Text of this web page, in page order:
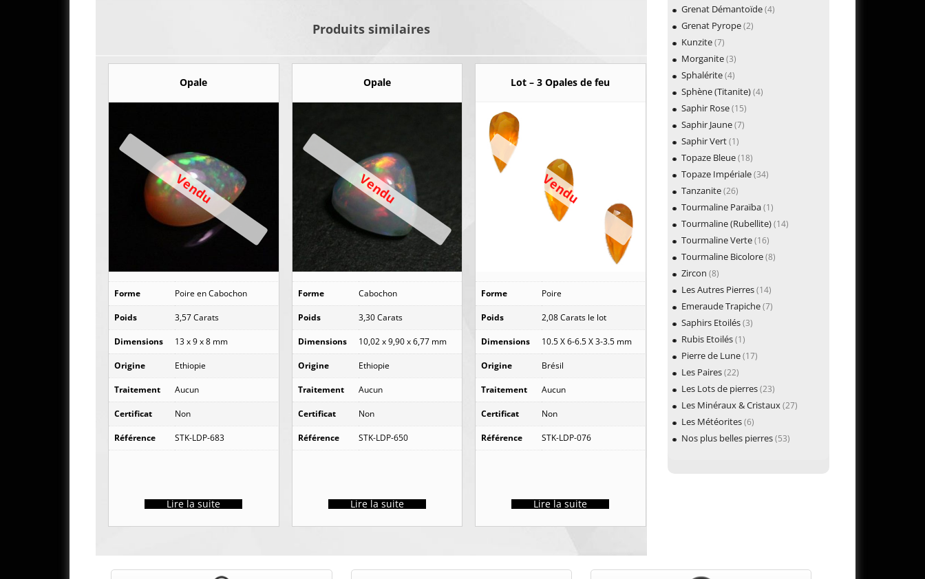
Produits similaires
Opale
Vendu
Forme Poire en Cabochon
Poids 3,57 Carats
Dimensions 13 x 9 x 8 mm
Origine Ethiopie
Traitement Aucun
Certificat Non
Référence STK-LDP-683
Lire la suite
Opale
Vendu
Forme Cabochon
Poids 3,30 Carats
Dimensions 10,02 x 9,90 x 6,77 mm
Origine Ethiopie
Traitement Aucun
Certificat Non
Référence STK-LDP-650
Lire la suite
Lot – 3 Opales de feu
Vendu
Forme Poire
Poids 2,08 Carats le lot
Dimensions 10.5 X 6-6.5 X 3-3.5 mm
Origine Brésil
Traitement Aucun
Certificat Non
Référence STK-LDP-076
Lire la suite
Grenat Démantoïde(4)
Grenat Pyrope(2)
Kunzite(7)
Morganite(3)
Sphalérite(4)
Sphène (Titanite)(4)
Saphir Rose(15)
Saphir Jaune(7)
Saphir Vert(1)
Topaze Bleue(18)
Topaze Impériale(34)
Tanzanite(26)
Tourmaline Paraïba(1)
Tourmaline (Rubellite)(14)
Tourmaline Verte(16)
Tourmaline Bicolore(8)
Zircon (8)
Les Autres Pierres(14)
Emeraude Trapiche(7)
Saphirs Etoilés(3)
Rubis Etoilés(1)
Pierre de Lune(17)
Les Paires(22)
Les Lots de pierres(23)
Les Minéraux & Cristaux(27)
Les Météorites(6)
Nos plus belles pierres(53)